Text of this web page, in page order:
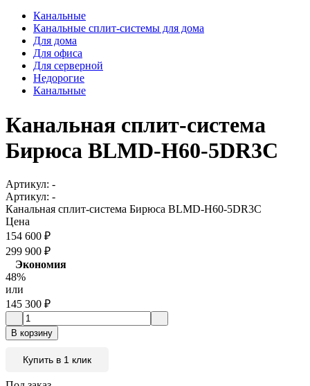
Канальные
Канальные сплит-системы для дома
Для дома
Для офиса
Для серверной
Недорогие
Канальные
Канальная сплит-система
Бирюса BLMD-H60-5DR3C
Артикул: -
Артикул: -
Канальная сплит-система Бирюса BLMD-H60-5DR3C
Цена
154 600 ₽
299 900 ₽
Экономия
48%
или
145 300 ₽
В корзину
Купить в 1 клик